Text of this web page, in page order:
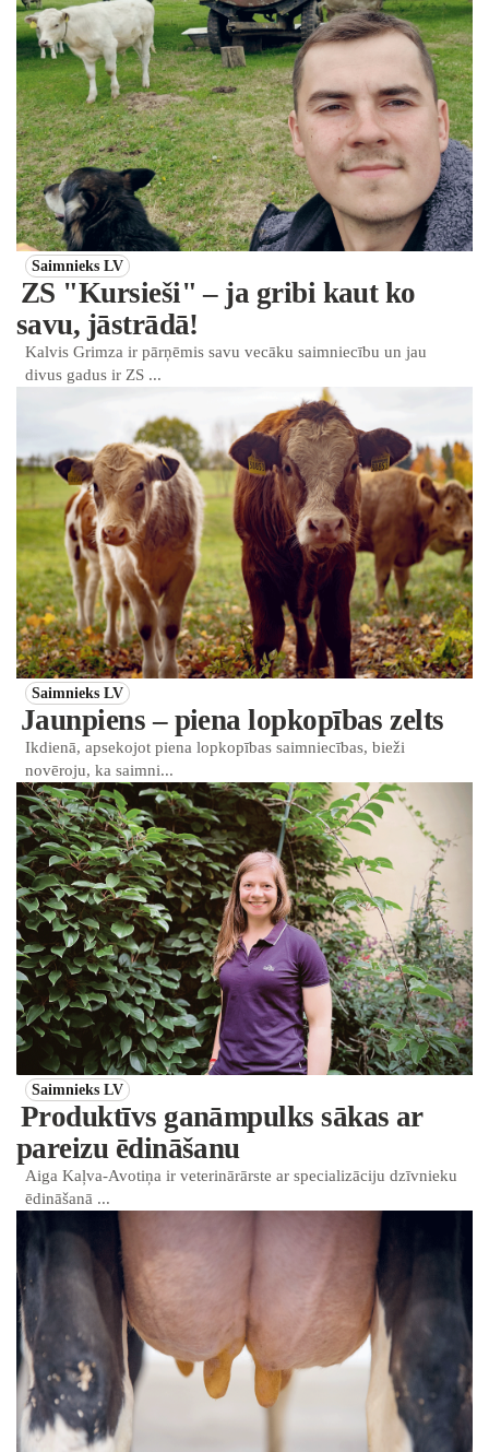
Saimnieks LV
ZS "Kursieši" – ja gribi kaut ko
savu, jāstrādā!
Kalvis Grimza ir pārņēmis savu vecāku saimniecību un jau
divus gadus ir ZS ...
Saimnieks LV
Jaunpiens – piena lopkopības zelts
Ikdienā, apsekojot piena lopkopības saimniecības, bieži
novēroju, ka saimni...
Saimnieks LV
Produktīvs ganāmpulks sākas ar
pareizu ēdināšanu
Aiga Kaļva-Avotiņa ir veterinārārste ar specializāciju dzīvnieku
ēdināšanā ...